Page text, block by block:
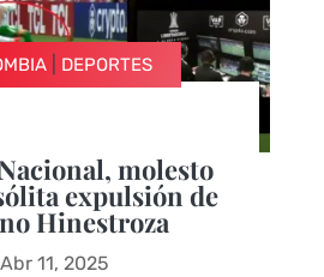
| DEPORTES
molesto
expulsión de
Hinestroza
Abr 11, 2025